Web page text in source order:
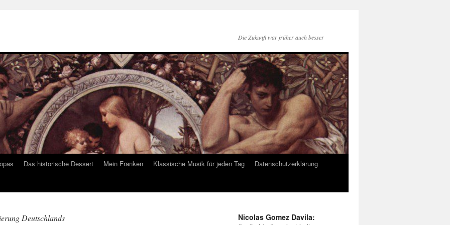
Die Zukunft war früher auch besser
Das historische Dessert Mein Franken Klassische Musik für jeden Tag
Datenschutzerklärung
Deutschlands Nicolas Gomez Davila: